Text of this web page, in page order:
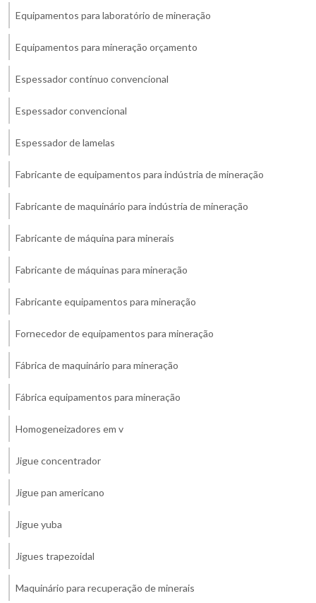
Equipamentos para laboratório de mineração
Equipamentos para mineração orçamento
Espessador contínuo convencional
Espessador convencional
Espessador de lamelas
Fabricante de equipamentos para indústria de mineração
Fabricante de maquinário para indústria de mineração
Fabricante de máquina para minerais
Fabricante de máquinas para mineração
Fabricante equipamentos para mineração
Fornecedor de equipamentos para mineração
Fábrica de maquinário para mineração
Fábrica equipamentos para mineração
Homogeneizadores em v
Jigue concentrador
Jigue pan americano
Jigue yuba
Jigues trapezoidal
Maquinário para recuperação de minerais